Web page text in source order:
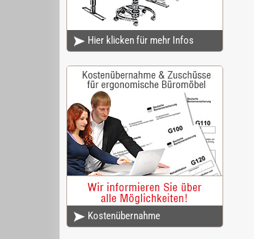
Hier klicken für mehr Infos
Kostenübernahme